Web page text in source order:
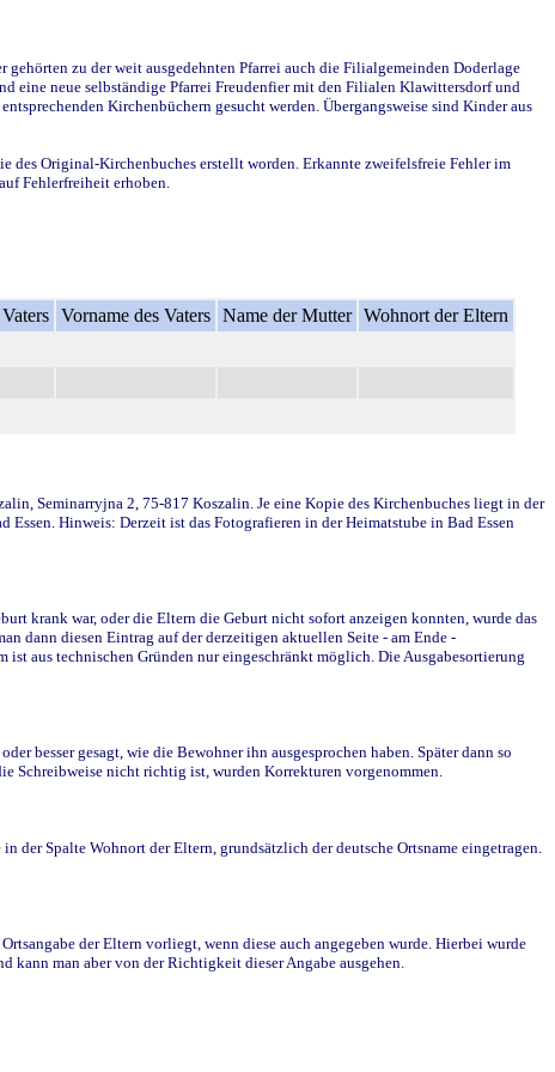
zu der weit ausgedehnten Pfarrei auch die Filialgemeinden Doderlage
eine neue selbständige Pfarrei Freudenfier mit den Filialen Klawittersdorf und
Kirchenbüchern gesucht werden. Übergangsweise sind Kinder aus
Original-Kirchenbuches erstellt worden. Erkannte zweifelsfreie Fehler im
Fehlerfreiheit erhoben.
Vorname des Vaters Name der Mutter Wohnort der Eltern
Seminarryjna 2, 75-817 Koszalin. Je eine Kopie des Kirchenbuches liegt in der
Hinweis: Derzeit ist das Fotografieren in der Heimatstube in Bad Essen
krank war, oder die Eltern die Geburt nicht sofort anzeigen konnten, wurde das
dann diesen Eintrag auf der derzeitigen aktuellen Seite - am Ende -
aus technischen Gründen nur eingeschränkt möglich. Die Ausgabesortierung
besser gesagt, wie die Bewohner ihn ausgesprochen haben. Später dann so
Schreibweise nicht richtig ist, wurden Korrekturen vorgenommen.
Spalte Wohnort der Eltern, grundsätzlich der deutsche Ortsname eingetragen.
der Eltern vorliegt, wenn diese auch angegeben wurde. Hierbei wurde
kann man aber von der Richtigkeit dieser Angabe ausgehen.